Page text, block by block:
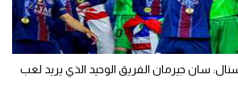
سان جيرمان الفريق الوحيد الذي يريد لعب